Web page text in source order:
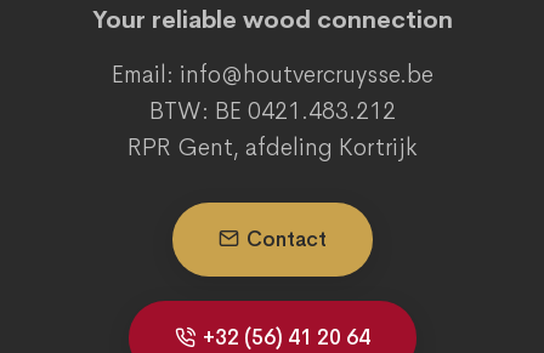
Your reliable wood connection
Email: info@houtvercruysse.be
BTW: BE 0421.483.212
RPR Gent, afdeling Kortrijk
Contact
+32 (56) 41 20 64